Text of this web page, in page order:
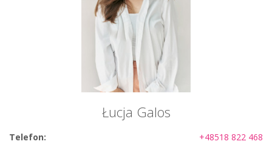
Łucja Galos
Telefon:
+48518 822 468